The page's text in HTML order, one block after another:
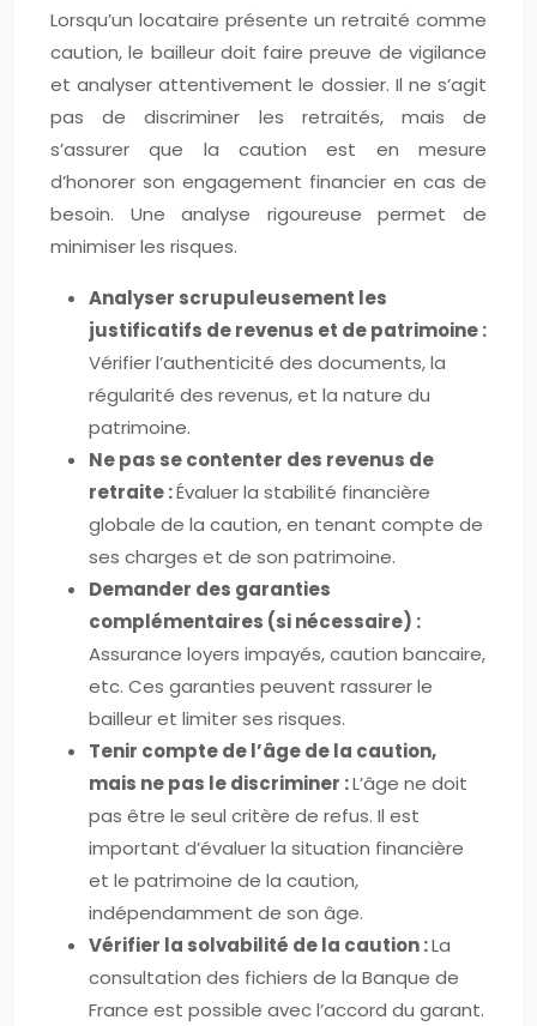
Lorsqu’un locataire présente un retraité comme
caution, le bailleur doit faire preuve de vigilance
et analyser attentivement le dossier. Il ne s’agit
pas de discriminer les retraités, mais de
s’assurer que la caution est en mesure
d’honorer son engagement financier en cas de
besoin. Une analyse rigoureuse permet de
minimiser les risques.
Analyser scrupuleusement les
justificatifs de revenus et de patrimoine :
Vérifier l’authenticité des documents, la
régularité des revenus, et la nature du
patrimoine.
Ne pas se contenter des revenus de
retraite :Évaluer la stabilité financière
globale de la caution, en tenant compte de
ses charges et de son patrimoine.
Demander des garanties
complémentaires (si nécessaire) :
Assurance loyers impayés, caution bancaire,
etc. Ces garanties peuvent rassurer le
bailleur et limiter ses risques.
Tenir compte de l’âge de la caution,
mais ne pas le discriminer :L’âge ne doit
pas être le seul critère de refus. Il est
important d’évaluer la situation financière
et le patrimoine de la caution,
indépendamment de son âge.
Vérifier la solvabilité de la caution :La
consultation des fichiers de la Banque de
France est possible avec l’accord du garant.